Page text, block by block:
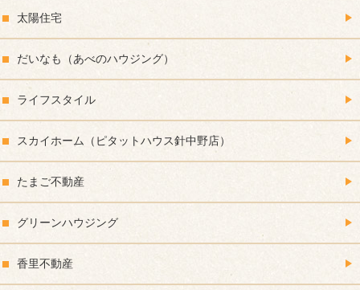
太陽住宅
だいなも（あべのハウジング）
ライフスタイル
スカイホーム（ピタットハウス針中野店）
たまご不動産
グリーンハウジング
香里不動産